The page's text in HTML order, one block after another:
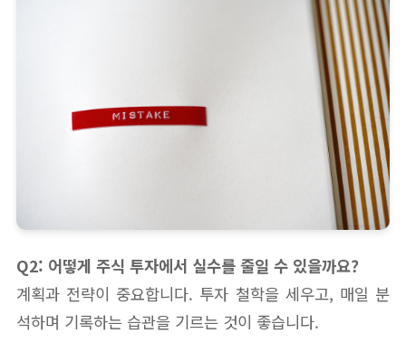
Q2: 어떻게 주식 투자에서 실수를 줄일 수 있을까요?
계획과 전략이 중요합니다. 투자 철학을 세우고, 매일 분
석하며 기록하는 습관을 기르는 것이 좋습니다.